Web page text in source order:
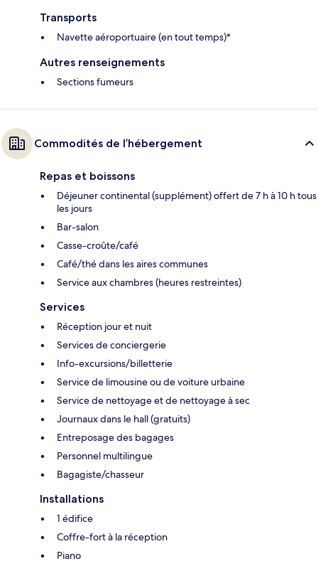
Transports
Navette aéroportuaire (en tout temps)*
Autres renseignements
Sections fumeurs
Commodités de l’hébergement
Repas et boissons
Déjeuner continental (supplément) offert de 7 h à 10 h tous
les jours
Bar-salon
Casse-croûte/café
Café/thé dans les aires communes
Service aux chambres (heures restreintes)
Services
Réception jour et nuit
Services de conciergerie
Info-excursions/billetterie
Service de limousine ou de voiture urbaine
Service de nettoyage et de nettoyage à sec
Journaux dans le hall (gratuits)
Entreposage des bagages
Personnel multilingue
Bagagiste/chasseur
Installations
1 édifice
Coffre-fort à la réception
Piano